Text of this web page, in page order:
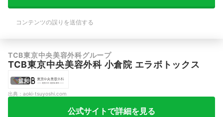
コンテンツの誤りを送信する
TCB東京中央美容外科グループ
TCB東京中央美容外科 小倉院 エラボトックス
拡大
出典： aoki-tsuyoshi.com
公式サイトで詳細を見る